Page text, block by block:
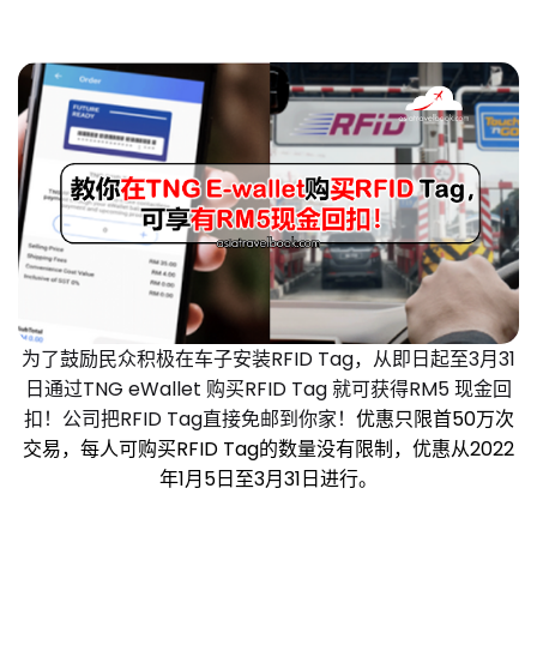
为了鼓励民众积极在车子安装RFID Tag，从即日起至3月31
日通过TNG eWallet 购买RFID Tag 就可获得RM5 现金回
扣！ 公司把RFID Tag直接免邮到你家！ 优惠只限首50万次
交易，每人可购买RFID Tag的数量没有限制，优惠从2022
年1月5日至3月31日进行。